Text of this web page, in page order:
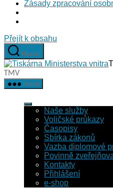
Zásady zpracování
Přejít k obsahu
Hledat
TMV
Menu
Naše služby
Voličské průkazy
Časopisy
Sbírka zákonů
Vazba diplomové
Povinně
Kontakty
Přihlášení
e-shop